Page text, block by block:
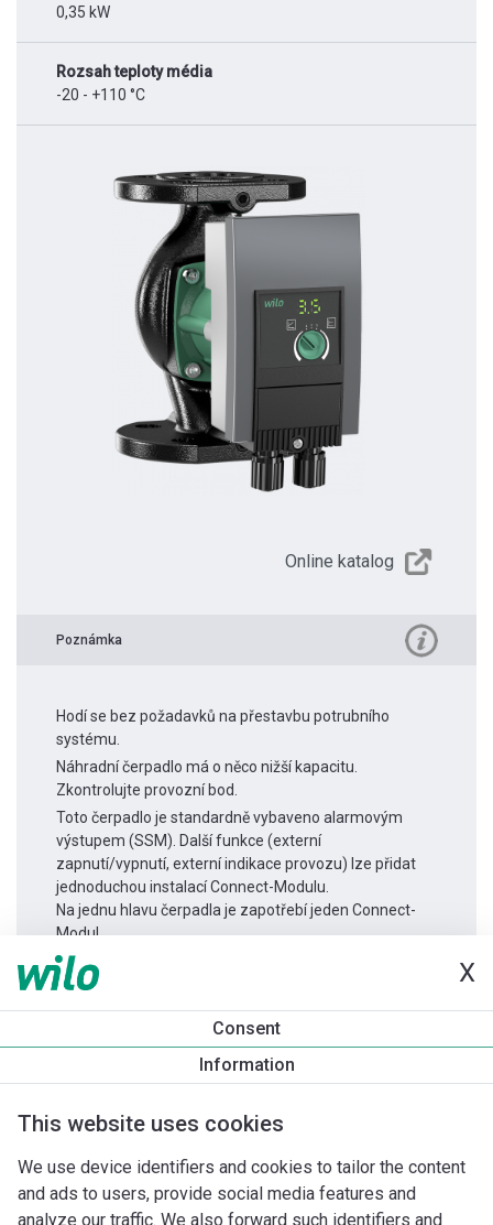
X
Consent
Information
This website uses cookies
We use device identifiers and cookies to tailor the content
and ads to users, provide social media features and
analyze our traffic. We also forward such identifiers and
0,35 kW
Rozsah teploty média
-20 - +110 °C
Online katalog
Poznámka
Hodí se bez požadavků na přestavbu potrubního
systému.
Náhradní čerpadlo má o něco nižší kapacitu.
Zkontrolujte provozní bod.
Toto čerpadlo je standardně vybaveno alarmovým
výstupem (SSM). Další funkce (externí
zapnutí/vypnutí, externí indikace provozu) lze přidat
jednoduchou instalací Connect-Modulu.
Na jednu hlavu čerpadla je zapotřebí jeden Connect-
Modul.
Informace o produktu